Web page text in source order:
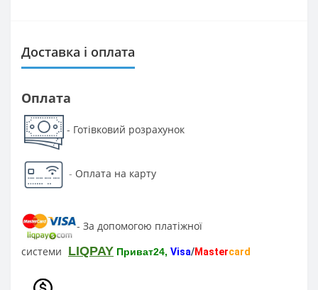
Доставка і оплата
Оплата
- Готівковий розрахунок
- Оплата на карту
- За допомогою платіжної
системи LIQPAY Приват24, Visa/Mastercard